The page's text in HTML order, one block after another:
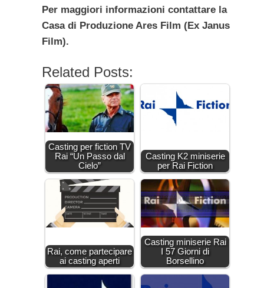
Per maggiori informazioni contattare la
Casa di Produzione Ares Film (Ex Janus
Film).
Related Posts:
Casting per fiction TV
Rai “Un Passo dal
Cielo”
Casting K2 miniserie
per Rai Fiction
Rai, come partecipare
ai casting aperti
Casting miniserie Rai
I 57 Giorni di
Borsellino